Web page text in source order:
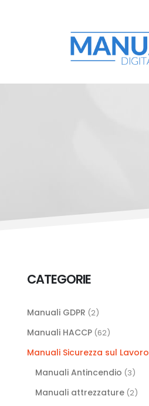
CATEGORIE
Manuali GDPR (2)
Manuali HACCP (62)
Manuali Sicurezza sul Lavoro
Manuali Antincendio (3)
Manuali attrezzature (2)